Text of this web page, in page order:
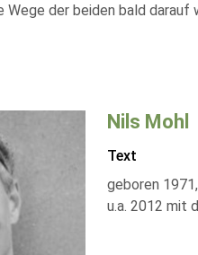
Wege der beiden bald
Nils Mohl
Text
geboren
u.a. 2012 mit